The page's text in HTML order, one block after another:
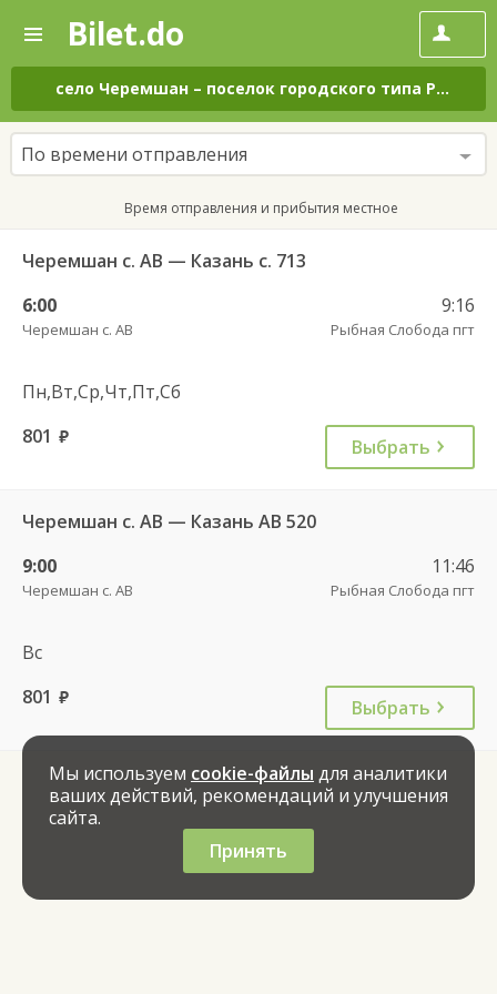
—
Поиск
и
покупка
билетов
на
автобус
онлайн
Bilet.do
село Черемшан – поселок городского типа Рыбная Слобода
По времени отправления
Время отправления и прибытия местное
Черемшан с. АВ — Казань с. 713
6:00
Черемшан с. АВ
9:16
Рыбная Слобода пгт
Пн,Вт,Ср,Чт,Пт,Сб
801 руб. Выбрать
Черемшан с. АВ — Казань АВ 520
9:00
Черемшан с. АВ
11:46
Рыбная Слобода пгт
Вс
801 руб. Выбрать
Мы используем cookie-файлы для аналитики
ваших действий, рекомендаций и улучшения
сайта.
Принять